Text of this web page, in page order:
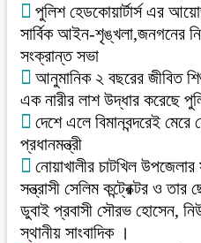
পুলিশ হেডকোয়ার্টার্স এর
সার্বিক আইন-শৃঙ্খলা,জনগনের
সংক্রান্ত সভা
আনুমানিক ২ বছরের জীবিত
এক নারীর লাশ উদ্ধার করেছে
দেশে এলে বিমানবন্দরেই
প্রধানমন্ত্রী
নোয়াখালীর চাটখিল
সন্ত্রাসী সেলিম কন্ট্রেক্টর ও
ডুবাই প্রবাসী সৌরভ হোসেন,
স্থানীয় সাংবাদিক ।